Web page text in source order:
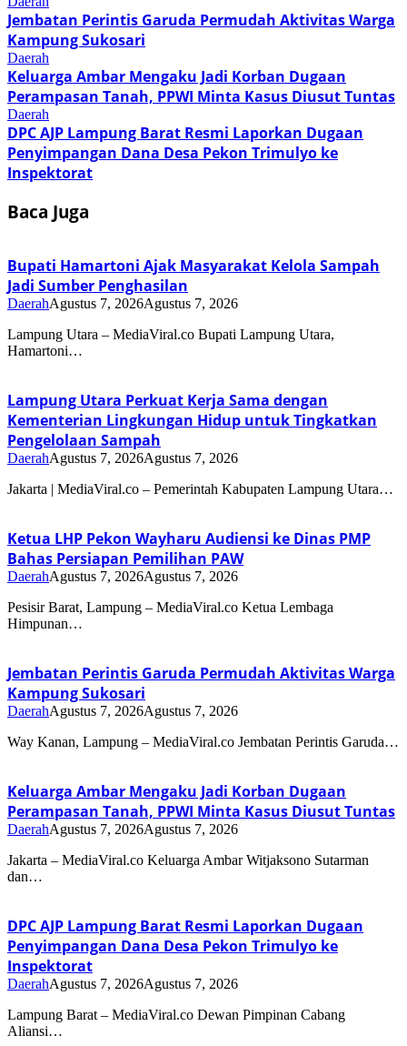
Jembatan Perintis Garuda Permudah Aktivitas Warga
Kampung Sukosari
Daerah
Keluarga Ambar Mengaku Jadi Korban Dugaan
Perampasan Tanah, PPWI Minta Kasus Diusut Tuntas
Daerah
DPC AJP Lampung Barat Resmi Laporkan Dugaan
Penyimpangan Dana Desa Pekon Trimulyo ke
Inspektorat
Baca Juga
Bupati Hamartoni Ajak Masyarakat Kelola Sampah
Jadi Sumber Penghasilan
DaerahAgustus 7, 2026Agustus 7, 2026
Lampung Utara – MediaViral.co Bupati Lampung Utara,
Hamartoni…
Lampung Utara Perkuat Kerja Sama dengan
Kementerian Lingkungan Hidup untuk Tingkatkan
Pengelolaan Sampah
DaerahAgustus 7, 2026Agustus 7, 2026
Jakarta | MediaViral.co – Pemerintah Kabupaten Lampung Utara…
Ketua LHP Pekon Wayharu Audiensi ke Dinas PMP
Bahas Persiapan Pemilihan PAW
DaerahAgustus 7, 2026Agustus 7, 2026
Pesisir Barat, Lampung – MediaViral.co Ketua Lembaga
Himpunan…
Jembatan Perintis Garuda Permudah Aktivitas Warga
Kampung Sukosari
DaerahAgustus 7, 2026Agustus 7, 2026
Way Kanan, Lampung – MediaViral.co Jembatan Perintis Garuda…
Keluarga Ambar Mengaku Jadi Korban Dugaan
Perampasan Tanah, PPWI Minta Kasus Diusut Tuntas
DaerahAgustus 7, 2026Agustus 7, 2026
Jakarta – MediaViral.co Keluarga Ambar Witjaksono Sutarman
dan…
DPC AJP Lampung Barat Resmi Laporkan Dugaan
Penyimpangan Dana Desa Pekon Trimulyo ke
Inspektorat
DaerahAgustus 7, 2026Agustus 7, 2026
Lampung Barat – MediaViral.co Dewan Pimpinan Cabang
Aliansi…